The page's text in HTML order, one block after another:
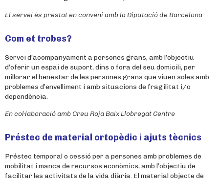
El servei és prestat en conveni amb la Diputació de Barcelona
Com et trobes?
Servei d’acompanyament a persones grans, amb l’objectiu
d’oferir un espai de suport, dins o fora del seu domicili, per
millorar el benestar de les persones grans que viuen soles amb
problemes d’envelliment i amb situacions de fragilitat i/o
dependència.
En col·laboració amb Creu Roja Baix Llobregat Centre
Préstec de material ortopèdic i ajuts tècnics
Préstec temporal o cessió per a persones amb problemes de
mobilitat i manca de recursos econòmics, amb l’objectiu de
facilitar les activitats de la vida diària. El material objecte de